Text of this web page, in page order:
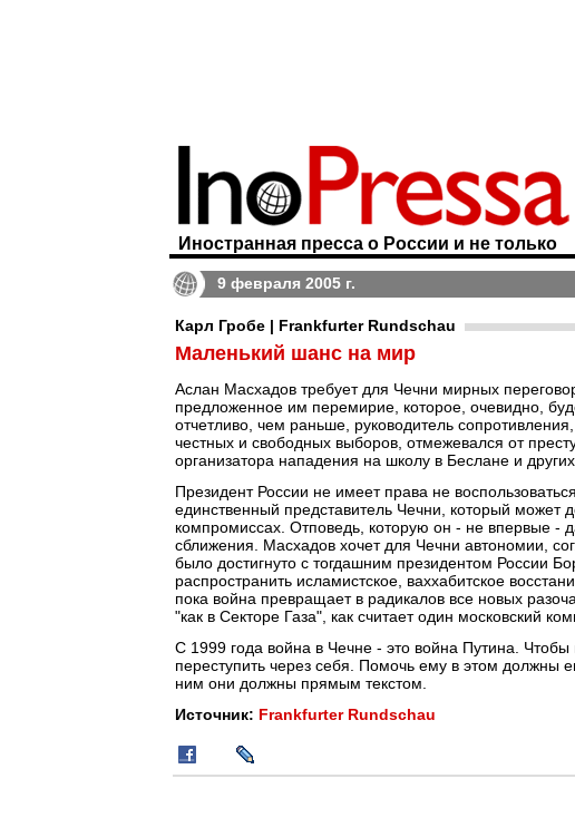
Иностранная пресса о России и не только
9 февраля 2005 г.
Карл Гробе | Frankfurter Rundschau
Маленький шанс на мир
Аслан Масхадов требует для Чечни мирных
предложенное им перемирие, которое, очевидно,
отчетливо, чем раньше, руководитель
честных и свободных выборов, отмежевался от
организатора нападения на школу в Беслане и
Президент России не имеет права не
единственный представитель Чечни, который может
компромиссах. Отповедь, которую он - не впервые -
сближения. Масхадов хочет для Чечни автономии,
было достигнуто с тогдашним президентом России
распространить исламистское, ваххабитское
пока война превращает в радикалов все новых
"как в Секторе Газа", как считает один московский
С 1999 года война в Чечне - это война Путина.
переступить через себя. Помочь ему в этом должны
ним они должны прямым текстом.
Источник: Frankfurter Rundschau